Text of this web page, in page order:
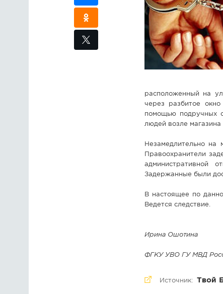
расположенный на
через разбитое
помощью подручных
людей возле
Незамедлительно на
Правоохранители
административной
Задержанные были
В настоящее по
Ведется следствие.
Ирина Ошотина
ФГКУ УВО ГУ МВД
Источник: Твой